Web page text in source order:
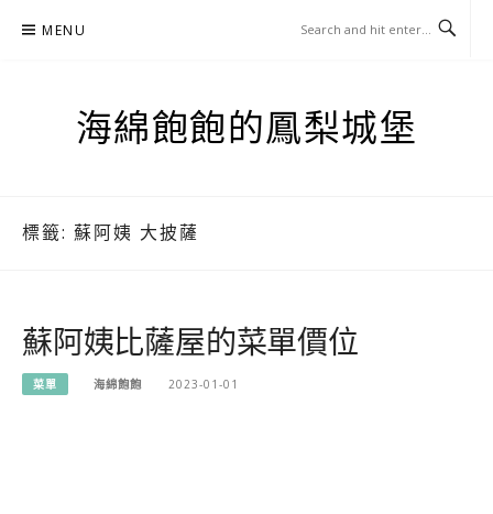
MENU
海綿飽飽的鳳梨城堡
標籤: 蘇阿姨 大披薩
蘇阿姨比薩屋的菜單價位
菜單 海綿飽飽 2023-01-01